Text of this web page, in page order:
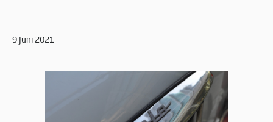
9 Juni 2021